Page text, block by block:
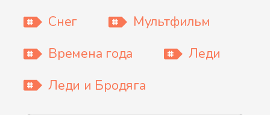
Снег
Мультфильм
Времена года
Леди
Леди и Бродяга